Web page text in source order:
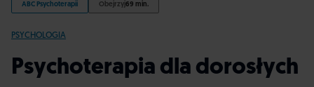
ABC Psychoterapii Obejrzyj69 min.
PSYCHOLOGIA
Psychoterapia dla dorosłych